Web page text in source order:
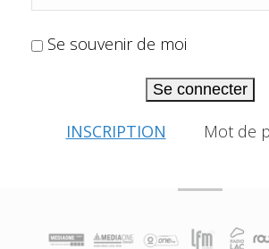
Se souvenir de moi
Se connecter
INSCRIPTION Mot de